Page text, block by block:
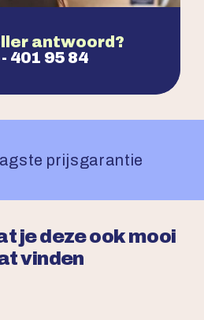
antwoord?
401 95 84
prijsgarantie
je deze ook mooi
vinden